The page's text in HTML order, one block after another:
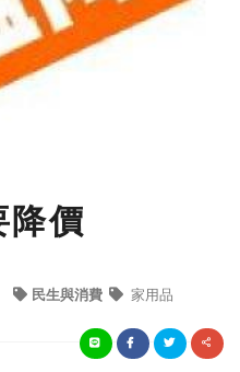
價
民生與消費 家用品